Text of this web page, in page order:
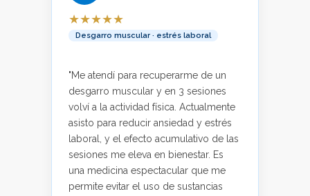
★★★★★
Desgarro muscular · estrés laboral
"Me atendí para recuperarme de un
desgarro muscular y en 3 sesiones
volví a la actividad física. Actualmente
asisto para reducir ansiedad y estrés
laboral, y el efecto acumulativo de las
sesiones me eleva en bienestar. Es
una medicina espectacular que me
permite evitar el uso de sustancias